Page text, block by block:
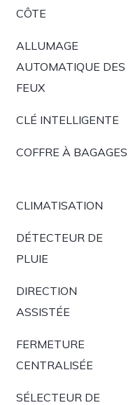
CÔTE
ALLUMAGE
AUTOMATIQUE DES
FEUX
CLÉ INTELLIGENTE
COFFRE À BAGAGES
CLIMATISATION
DÉTECTEUR DE
PLUIE
DIRECTION
ASSISTÉE
FERMETURE
CENTRALISÉE
SÉLECTEUR DE